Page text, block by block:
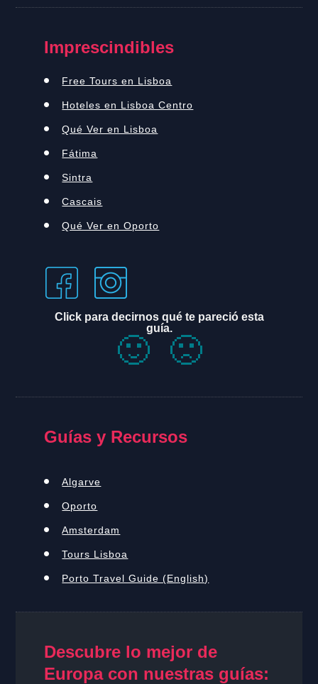
Imprescindibles
Free Tours en Lisboa
Hoteles en Lisboa Centro
Qué Ver en Lisboa
Fátima
Sintra
Cascais
Qué Ver en Oporto
Click para decirnos qué te pareció esta
guía.
🙂 🙁
Guías y Recursos
Algarve
Oporto
Amsterdam
Tours Lisboa
Porto Travel Guide (English)
Descubre lo mejor de
Europa con nuestras guías: